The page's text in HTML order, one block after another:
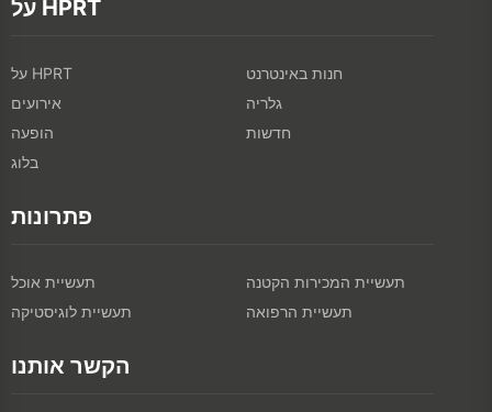
על HPRT
על HPRT
חנות באינטרנט
אירועים
גלריה
הופעה
חדשות
בלוג
פתרונות
תעשיית אוכל
תעשיית המכירות הקטנה
תעשיית לוגיסטיקה
תעשיית הרפואה
הקשר אותנו